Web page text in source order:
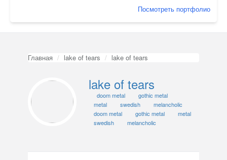
Посмотреть портфолио
Главная lake of tears lake of tears
lake of tears
doom metal
gothic metal
metal
swedish
melancholic
doom metal
gothic metal
metal
swedish
melancholic